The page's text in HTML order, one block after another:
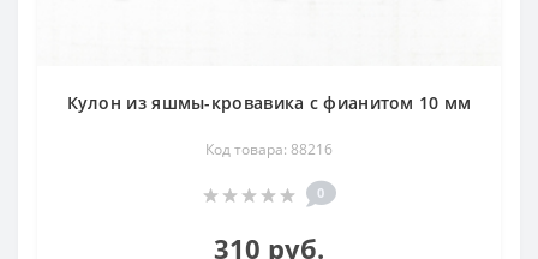
Кулон из яшмы-кровавика с фианитом 10 мм
Код товара: 88216
0
310 руб.